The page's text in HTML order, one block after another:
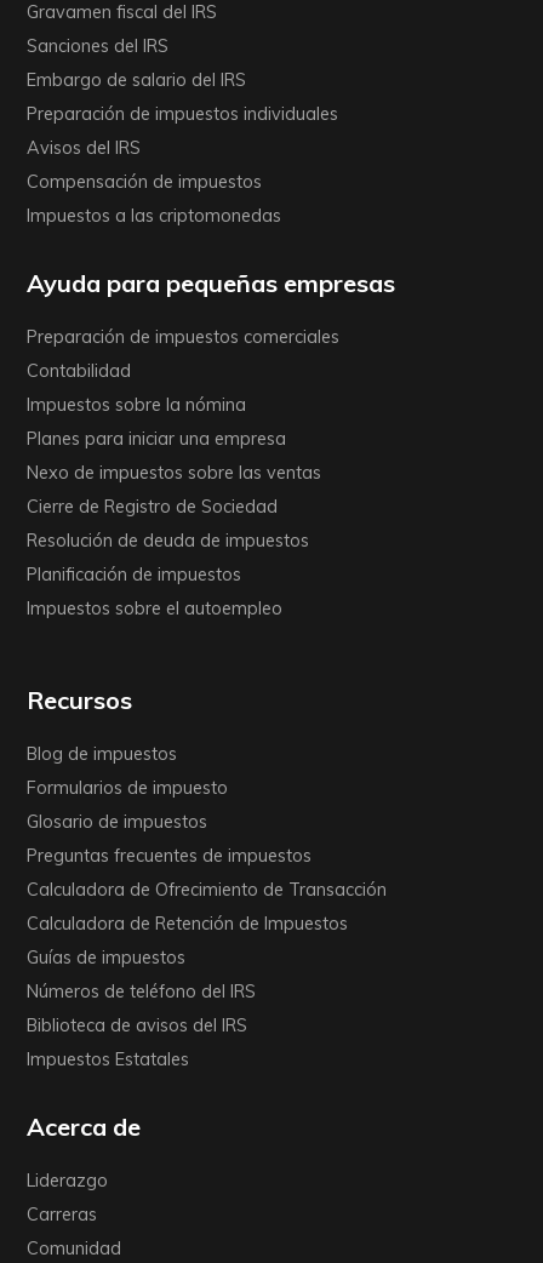
Gravamen fiscal del IRS
Sanciones del IRS
Embargo de salario del IRS
Preparación de impuestos individuales
Avisos del IRS
Compensación de impuestos
Impuestos a las criptomonedas
Ayuda para pequeñas empresas
Preparación de impuestos comerciales
Contabilidad
Impuestos sobre la nómina
Planes para iniciar una empresa
Nexo de impuestos sobre las ventas
Cierre de Registro de Sociedad
Resolución de deuda de impuestos
Planificación de impuestos
Impuestos sobre el autoempleo
Recursos
Blog de impuestos
Formularios de impuesto
Glosario de impuestos
Preguntas frecuentes de impuestos
Calculadora de Ofrecimiento de Transacción
Calculadora de Retención de Impuestos
Guías de impuestos
Números de teléfono del IRS
Biblioteca de avisos del IRS
Impuestos Estatales
Acerca de
Liderazgo
Carreras
Comunidad